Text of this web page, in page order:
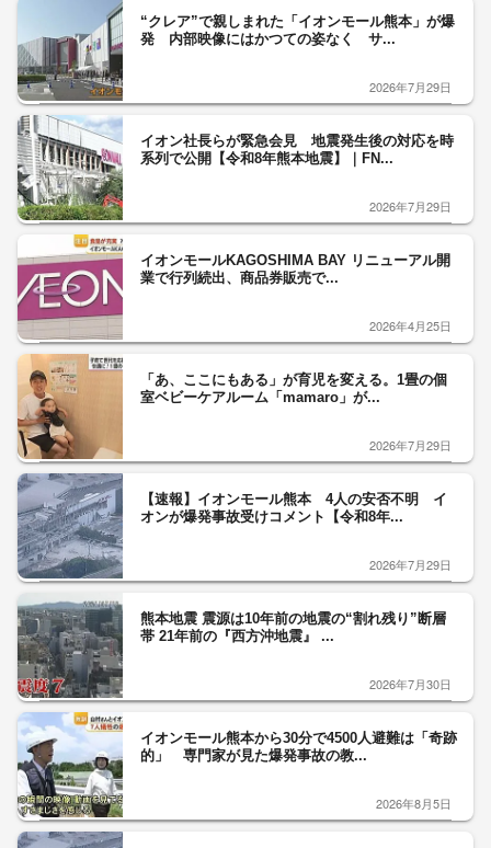
“クレア”で親しまれた「イオンモール熊本」が爆
発 内部映像にはかつての姿なく サ...
2026年7月29日
イオン社長らが緊急会見 地震発生後の対応を時
系列で公開【令和8年熊本地震】｜FN...
2026年7月29日
イオンモールKAGOSHIMA BAY リニューアル開
業で行列続出、商品券販売で...
2026年4月25日
「あ、ここにもある」が育児を変える。1畳の個
室ベビーケアルーム「mamaro」が...
2026年7月29日
【速報】イオンモール熊本 4人の安否不明 イ
オンが爆発事故受けコメント【令和8年...
2026年7月29日
熊本地震 震源は10年前の地震の“割れ残り”断層
帯 21年前の『西方沖地震』 ...
2026年7月30日
イオンモール熊本から30分で4500人避難は「奇跡
的」 専門家が見た爆発事故の教...
2026年8月5日